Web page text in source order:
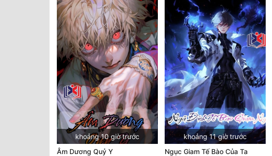
khoảng 10 giờ trước
Âm Dương Quỷ Y
khoảng 11 giờ trước
Ngục Giam Tế Bào Của Ta